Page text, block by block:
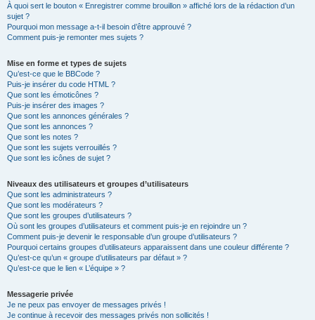
À quoi sert le bouton « Enregistrer comme brouillon » affiché lors de la rédaction d’un
sujet ?
Pourquoi mon message a-t-il besoin d’être approuvé ?
Comment puis-je remonter mes sujets ?
Mise en forme et types de sujets
Qu’est-ce que le BBCode ?
Puis-je insérer du code HTML ?
Que sont les émoticônes ?
Puis-je insérer des images ?
Que sont les annonces générales ?
Que sont les annonces ?
Que sont les notes ?
Que sont les sujets verrouillés ?
Que sont les icônes de sujet ?
Niveaux des utilisateurs et groupes d’utilisateurs
Que sont les administrateurs ?
Que sont les modérateurs ?
Que sont les groupes d’utilisateurs ?
Où sont les groupes d’utilisateurs et comment puis-je en rejoindre un ?
Comment puis-je devenir le responsable d’un groupe d’utilisateurs ?
Pourquoi certains groupes d’utilisateurs apparaissent dans une couleur différente ?
Qu’est-ce qu’un « groupe d’utilisateurs par défaut » ?
Qu’est-ce que le lien « L’équipe » ?
Messagerie privée
Je ne peux pas envoyer de messages privés !
Je continue à recevoir des messages privés non sollicités !